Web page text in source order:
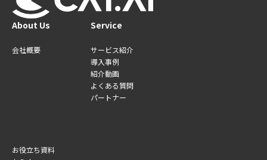
About Us
会社概要
Service
サービス紹介
導入事例
紹介動画
よくある質問
パートナー
お役立ち資料